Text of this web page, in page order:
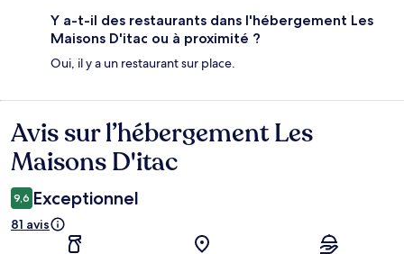
Y a-t-il des restaurants dans l'hébergement Les
Maisons D'itac ou à proximité ?
Oui, il y a un restaurant sur place.
Avis
Avis sur l’hébergement Les
Maisons D'itac
9,6 Exceptionnel
81 avis